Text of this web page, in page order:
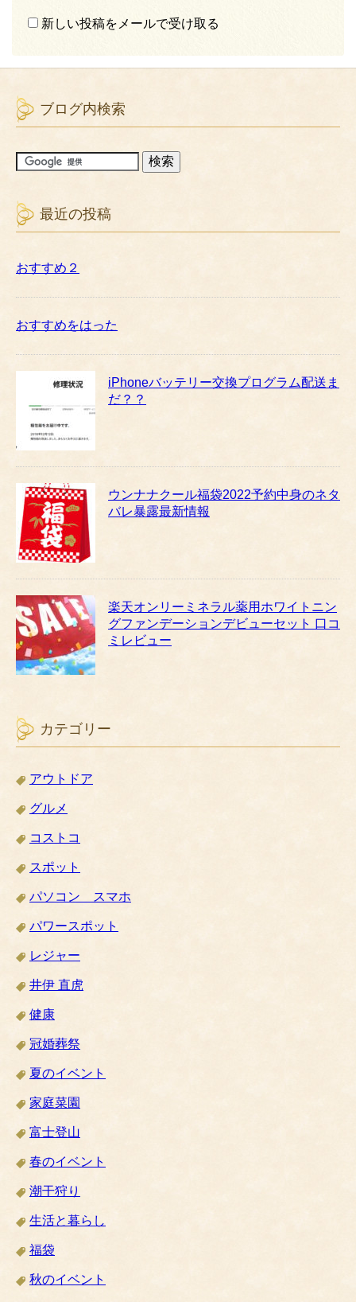
新しい投稿をメールで受け取る
ブログ内検索
最近の投稿
おすすめ２
おすすめをはった
iPhoneバッテリー交換プログラム配送ま
だ？？
ウンナナクール福袋2022予約中身のネタ
バレ暴露最新情報
楽天オンリーミネラル薬用ホワイトニン
グファンデーションデビューセット 口コ
ミレビュー
カテゴリー
アウトドア
グルメ
コストコ
スポット
パソコン スマホ
パワースポット
レジャー
井伊 直虎
健康
冠婚葬祭
夏のイベント
家庭菜園
富士登山
春のイベント
潮干狩り
生活と暮らし
福袋
秋のイベント